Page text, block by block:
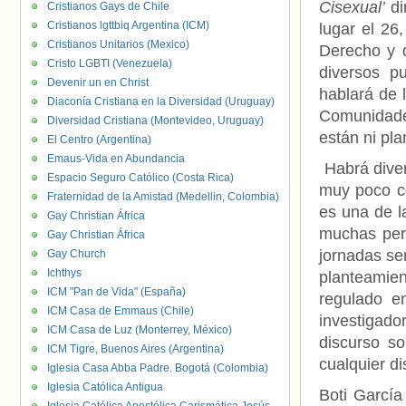
Cisexual’
lugar el
Derecho y
diversos
hablará de
están ni
Habrá
muy poco
es una de
muchas
jornadas
regulado
discurso
cualquier
Boti
Cristianos Gays de Chile
Cristianos lgttbiq Argentina (ICM)
Cristianos Unitarios (Mexico)
Cristo LGBTI (Venezuela)
Devenir un en Christ
Diaconía Cristiana en la Diversidad (Uruguay)
Diversidad Cristiana (Montevideo, Uruguay)
El Centro (Argentina)
Emaus-Vida en Abundancia
Espacio Seguro Católico (Costa Rica)
Fraternidad de la Amistad (Medellin, Colombia)
Gay Christian África
Gay Christian África
Gay Church
Ichthys
ICM "Pan de Vida" (España)
ICM Casa de Emmaus (Chile)
ICM Casa de Luz (Monterrey, México)
ICM Tigre, Buenos Aires (Argentina)
Iglesia Casa Abba Padre. Bogotá (Colombia)
Iglesia Católica Antigua